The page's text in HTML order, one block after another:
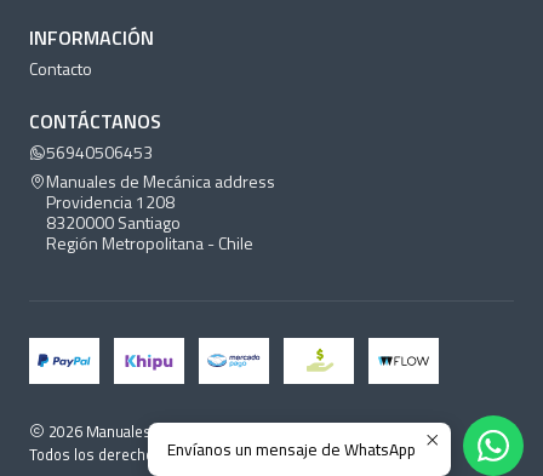
INFORMACIÓN
Contacto
CONTÁCTANOS
56940506453
Manuales de Mecánica address
Providencia 1208
8320000 Santiago
Región Metropolitana - Chile
2026 Manuales de Mecánica.
Todos los derechos reservados. Desarrollado por Jumpseller
Envíanos un mensaje de WhatsApp